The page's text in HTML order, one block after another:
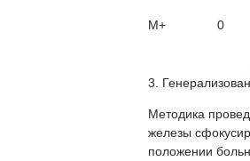
M+ 0
3.
Методика
железы
положении